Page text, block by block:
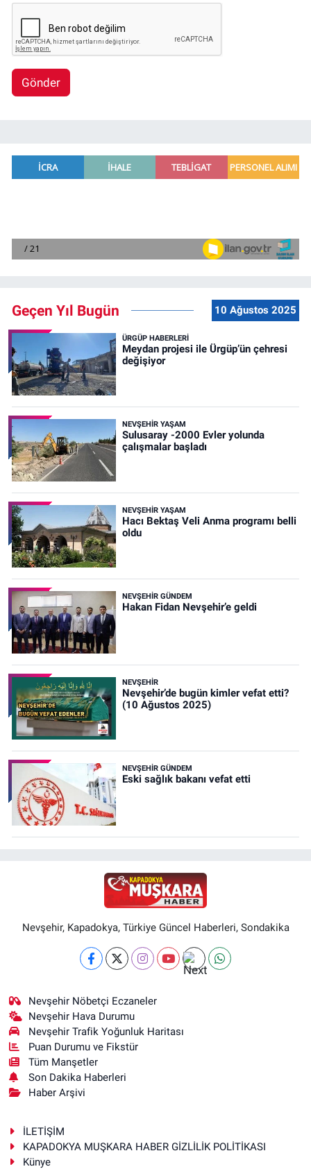
Gönder
Geçen Yıl Bugün 10 Ağustos 2025
ÜRGÜP HABERLERI
Meydan projesi ile Ürgüp’ün çehresi
değişiyor
NEVŞEHIR YAŞAM
Sulusaray -2000 Evler yolunda
çalışmalar başladı
NEVŞEHIR YAŞAM
Hacı Bektaş Veli Anma programı belli
oldu
NEVŞEHIR GÜNDEM
Hakan Fidan Nevşehir’e geldi
NEVŞEHIR
Nevşehir’de bugün kimler vefat etti?
(10 Ağustos 2025)
NEVŞEHIR GÜNDEM
Eski sağlık bakanı vefat etti
Nevşehir, Kapadokya, Türkiye Güncel Haberleri, Sondakika
Nevşehir Nöbetçi Eczaneler
Nevşehir Hava Durumu
Nevşehir Trafik Yoğunluk Haritası
Puan Durumu ve Fikstür
Tüm Manşetler
Son Dakika Haberleri
Haber Arşivi
İLETİŞİM
KAPADOKYA MUŞKARA HABER GİZLİLİK POLİTİKASI
Künye